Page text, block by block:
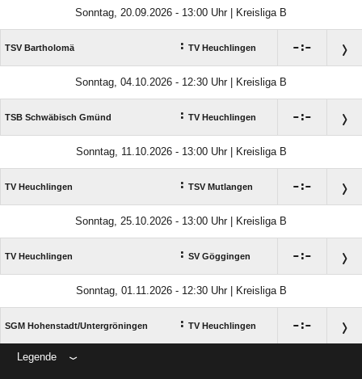
Sonntag, 20.09.2026 - 13:00 Uhr | Kreisliga B
TSV Bartholomä : TV Heuchlingen :
Sonntag, 04.10.2026 - 12:30 Uhr | Kreisliga B
TSB Schwäbisch Gmünd : TV Heuchlingen :
Sonntag, 11.10.2026 - 13:00 Uhr | Kreisliga B
TV Heuchlingen : TSV Mutlangen :
Sonntag, 25.10.2026 - 13:00 Uhr | Kreisliga B
TV Heuchlingen : SV Göggingen :
Sonntag, 01.11.2026 - 12:30 Uhr | Kreisliga B
SGM Hohenstadt/​Untergröningen : TV Heuchlingen :
Legende